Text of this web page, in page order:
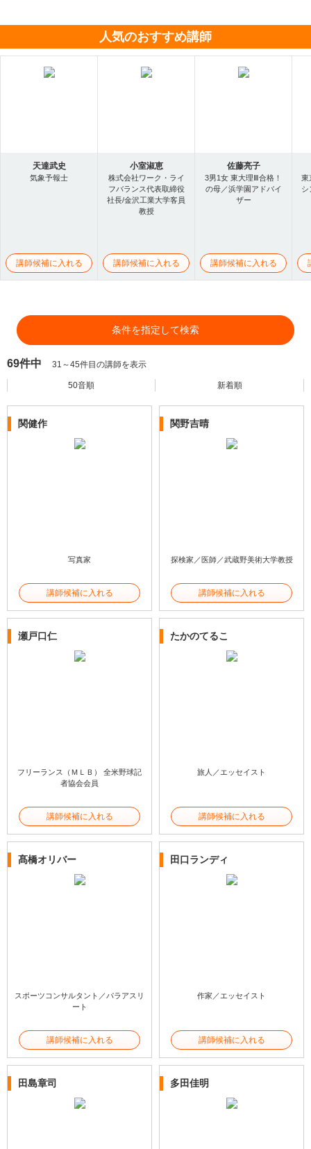
人気のおすすめ講師
天達武史
気象予報士
講師候補に入れる
小室淑恵
株式会社ワーク・ライ
フバランス代表取締役
社長/金沢工業大学客員
教授
講師候補に入れる
佐藤亮子
3男1女 東大理Ⅲ合格！
の母／浜学園アドバイ
ザー
講師候補に入れる
東
シ
条件を指定して検索
69件中 31～45件目の講師を表示
50音順 新着順
関健作
写真家
講師候補に入れる
関野吉晴
探検家／医師／武蔵野美術大学教授
講師候補に入れる
瀬戸口仁
フリーランス（ＭＬＢ） 全米野球記
者協会会員
講師候補に入れる
たかのてるこ
旅人／エッセイスト
講師候補に入れる
髙橋オリバー
スポーツコンサルタント／パラアスリ
ート
講師候補に入れる
田口ランディ
作家／エッセイスト
講師候補に入れる
田島章司 多田佳明